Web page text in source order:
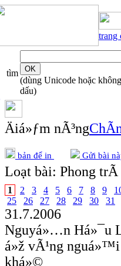
trang
tìm
(dùng Unicode hoặc không
dấu)
Äiá»ƒm nÃ³ng
bản để in Gửi bài
Loạt bài: Phong trÃ
1 2 3 4 5 6 7 8 9
25
26 27 28 29 30 31
31.7.2006
Nguyá»…n Há»¯u
á»ž vÃ¹ng
khá»©